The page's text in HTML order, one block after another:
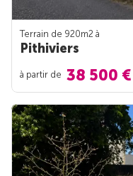
Terrain de 920m2 à
Pithiviers
à partir de 38 500 €